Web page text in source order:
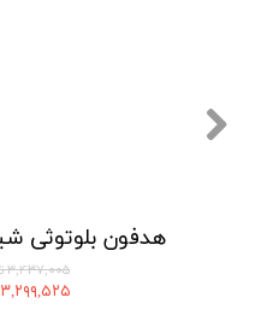
۳,۴۳۷,۰۰۵ تومان
۳,۲۹۹,۵۲۵ تومان